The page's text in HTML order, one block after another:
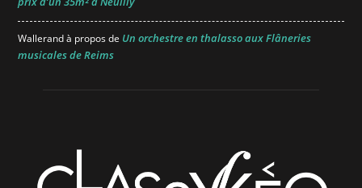
Wallerandà propos de Un orchestre en thalasso aux Flâneries
musicales de Reims